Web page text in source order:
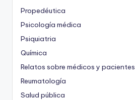
Propedéutica
Psicología médica
Psiquiatria
Química
Relatos sobre médicos y pacientes
Reumatología
Salud pública